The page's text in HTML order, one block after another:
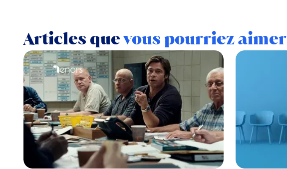
Articles quevous pourriez aimer